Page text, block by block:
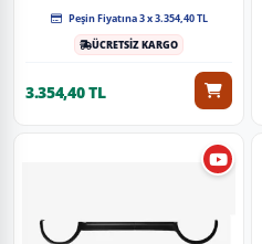
Peşin Fiyatına 3 x 3.354,40 TL
ÜCRETSİZ KARGO
3.354,40 TL